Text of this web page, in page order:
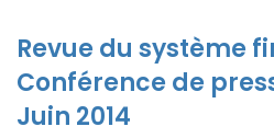
Revue du système
Conférence de
Juin 2014